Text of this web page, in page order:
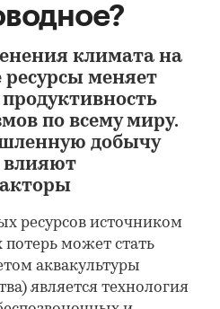
климата на
меняет
по всему миру.
добычу
влияют
ресурсов источником
может стать
аквакультуры
является технология